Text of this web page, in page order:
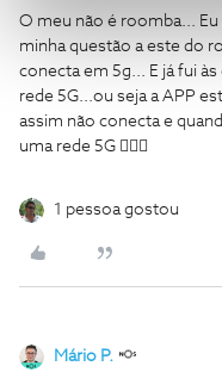
O meu não é roomba...
minha questão a este do
conecta em 5g... E já fui
rede 5G...ou seja a APP
assim não conecta e
uma rede 5G 🤷🏻‍♀️
1 pessoa gostou
Mário P.